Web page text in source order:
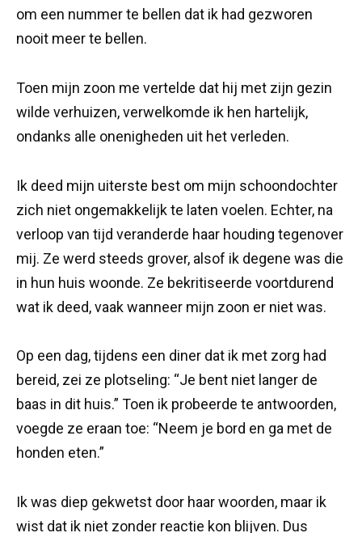
om een nummer te bellen dat ik had gezworen
nooit meer te bellen.
Toen mijn zoon me vertelde dat hij met zijn gezin
wilde verhuizen, verwelkomde ik hen hartelijk,
ondanks alle onenigheden uit het verleden.
Ik deed mijn uiterste best om mijn schoondochter
zich niet ongemakkelijk te laten voelen. Echter, na
verloop van tijd veranderde haar houding tegenover
mij. Ze werd steeds grover, alsof ik degene was die
in hun huis woonde. Ze bekritiseerde voortdurend
wat ik deed, vaak wanneer mijn zoon er niet was.
Op een dag, tijdens een diner dat ik met zorg had
bereid, zei ze plotseling: “Je bent niet langer de
baas in dit huis.” Toen ik probeerde te antwoorden,
voegde ze eraan toe: “Neem je bord en ga met de
honden eten.”
Ik was diep gekwetst door haar woorden, maar ik
wist dat ik niet zonder reactie kon blijven. Dus